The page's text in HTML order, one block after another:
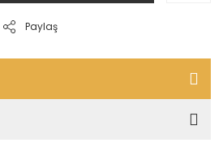
Paylaş